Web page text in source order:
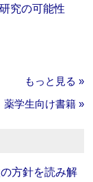
究の可能性
もっと見る »
薬学生向け書籍 »
方針を読み解